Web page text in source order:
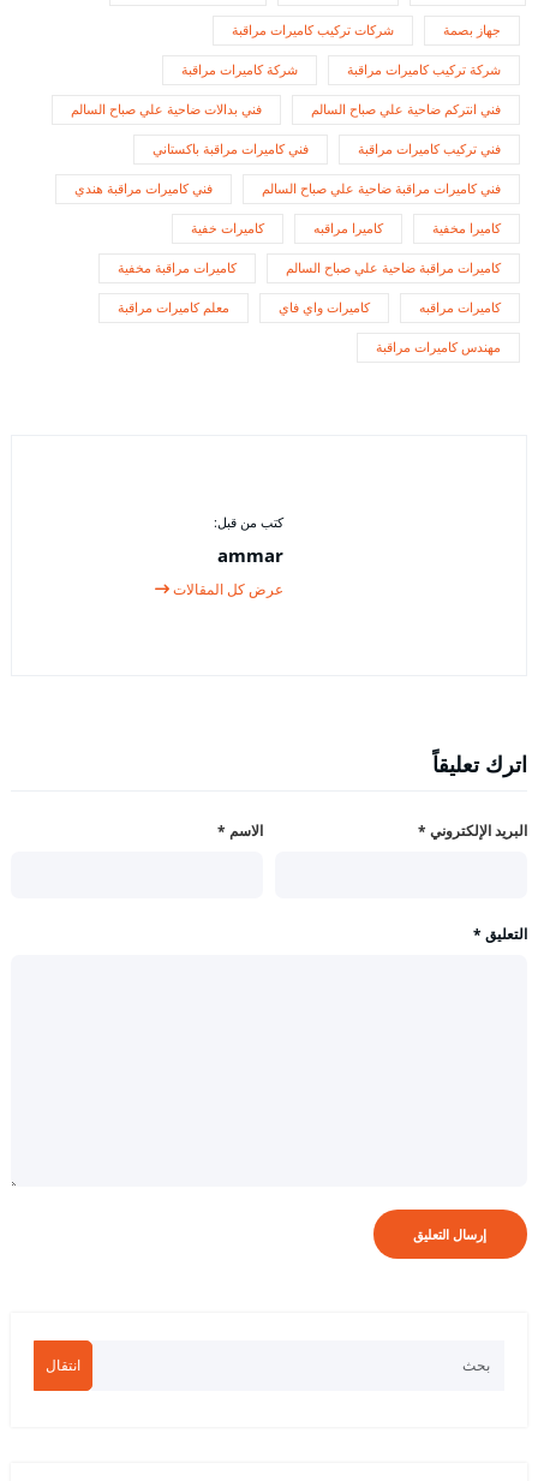
جهاز بصمة شركات تركيب كاميرات مراقبة
شركة تركيب كاميرات مراقبة شركة كاميرات مراقبة
فني انتركم ضاحية علي صباح السالم فني بدالات ضاحية علي صباح السالم
فني تركيب كاميرات مراقبة فني كاميرات مراقبة باكستاني
فني كاميرات مراقبة ضاحية علي صباح السالم فني كاميرات مراقبة هندي
كاميرا مخفية كاميرا مراقبه كاميرات خفية
كاميرات مراقبة ضاحية علي صباح السالم كاميرات مراقبة مخفية
كاميرات مراقبه كاميرات واي فاي معلم كاميرات مراقبة
مهندس كاميرات مراقبة
كتب من قبل:
ammar
عرض كل المقالات
اترك تعليقاً
الاسم * البريد الإلكتروني *
التعليق *
انتقال